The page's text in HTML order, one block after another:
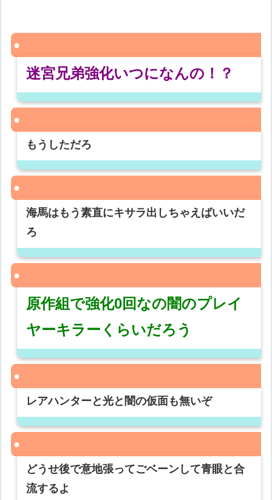
迷宮兄弟強化いつになんの！？
もうしただろ
海馬はもう素直にキサラ出しちゃえばいいだ
ろ
原作組で強化0回なの闇のプレイ
ヤーキラーくらいだろう
レアハンターと光と闇の仮面も無いぞ
どうせ後で意地張ってごベーンして青眼と合
流するよ